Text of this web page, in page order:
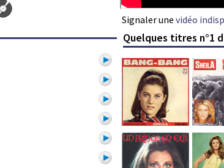
Signaler une vidéo
Quelques titres n°1